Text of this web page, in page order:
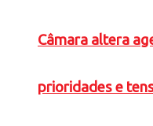
Câmara altera
prioridades e